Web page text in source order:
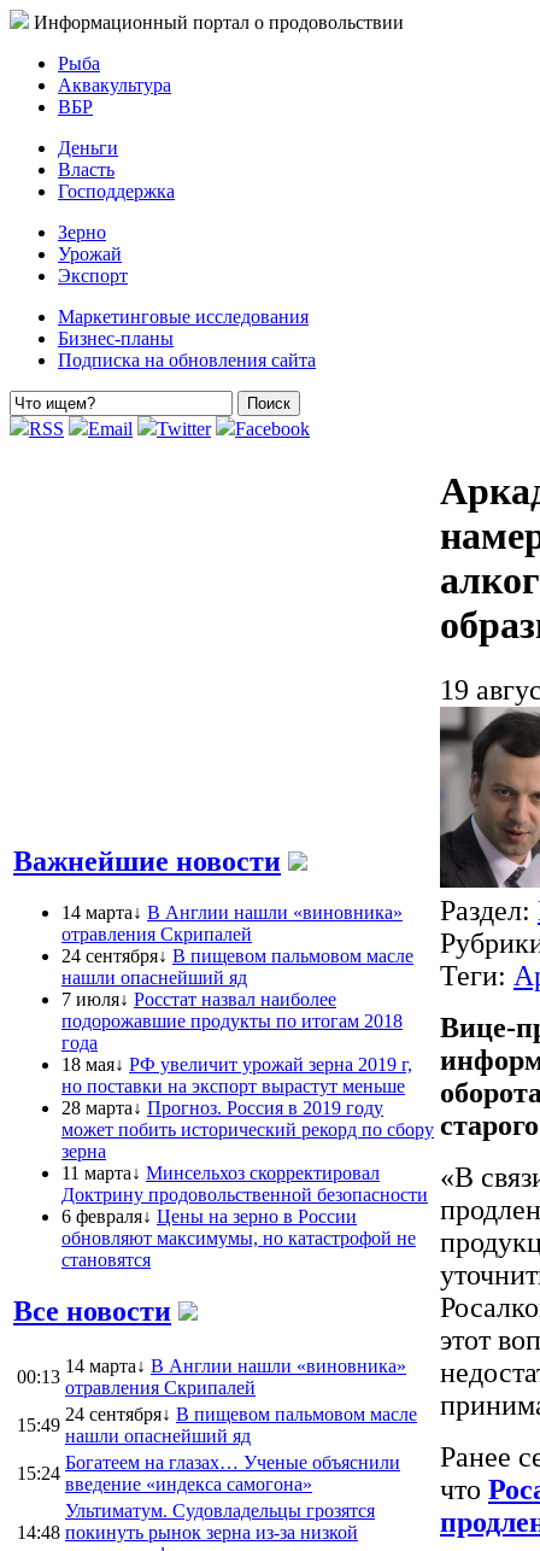
Информационный портал о продовольствии
Рыба
Аквакультура
ВБР
Деньги
Власть
Господдержка
Зерно
Урожай
Экспорт
Маркетинговые исследования
Бизнес-планы
Подписка на обновления сайта
RSS Email Twitter Facebook
Важнейшие новости
14 марта↓ В Англии нашли «виновника»
отравления Скрипалей
24 сентября↓ В пищевом пальмовом масле
нашли опаснейший яд
7 июля↓ Росстат назвал наиболее
подорожавшие продукты по итогам 2018
года
18 мая↓ РФ увеличит урожай зерна 2019 г,
но поставки на экспорт вырастут меньше
28 марта↓ Прогноз. Россия в 2019 году
может побить исторический рекорд по сбору
зерна
11 марта↓ Минсельхоз скорректировал
Доктрину продовольственной безопасности
6 февраля↓ Цены на зерно в России
обновляют максимумы, но катастрофой не
становятся
Все новости
00:13
14 марта↓ В Англии нашли «виновника»
отравления Скрипалей
15:49
24 сентября↓ В пищевом пальмовом масле
нашли опаснейший яд
15:24
Богатеем на глазах… Ученые объяснили
введение «индекса самогона»
14:48
Ультиматум. Судовладельцы грозятся
покинуть рынок зерна из-за низкой
19
Раздел:
Теги:
Вице-
«В
этот
Ранее
что